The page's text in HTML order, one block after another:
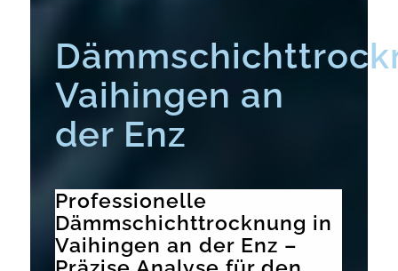
Vaihingen an
der Enz
Professionelle
Dämmschichttrocknung in
Vaihingen an der Enz –